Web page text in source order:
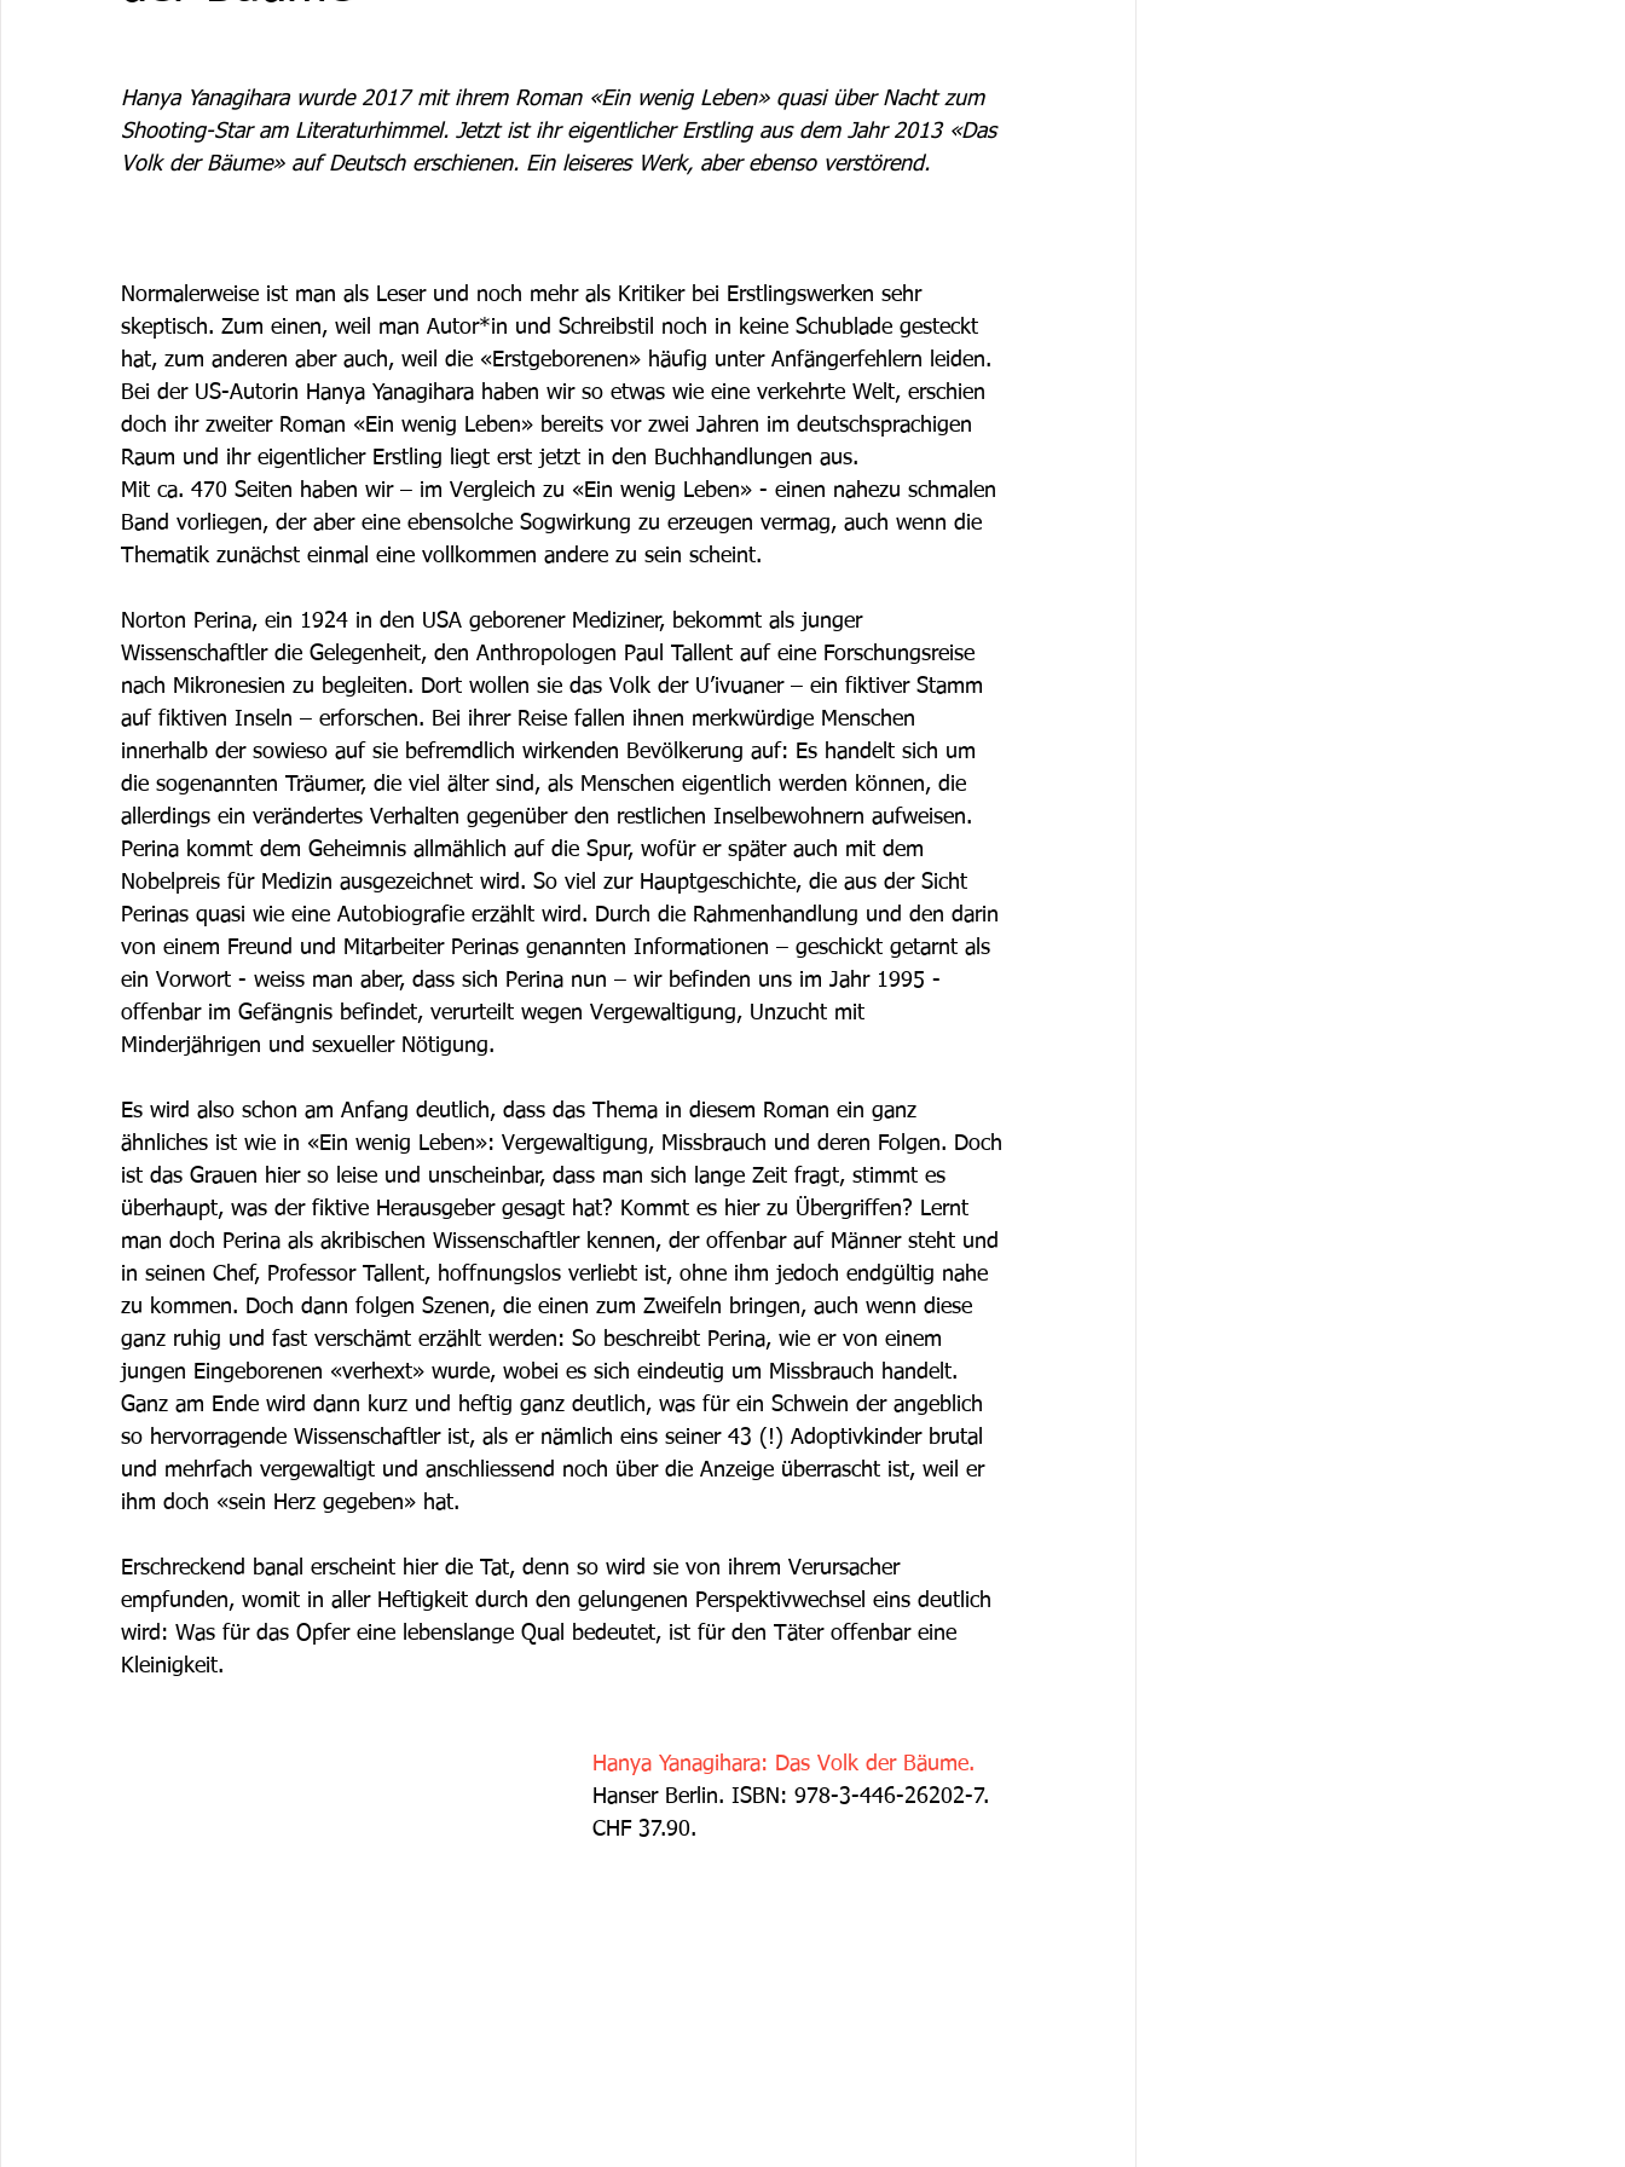
Hanya Yanagihara wurde 2017 mit ihrem Roman «Ein wenig Leben» quasi über Nacht zum
Shooting-Star am Literaturhimmel. Jetzt ist ihr eigentlicher Erstling aus dem Jahr 2013 «Das
Volk der Bäume» auf Deutsch erschienen. Ein leiseres Werk, aber ebenso verstörend.
Normalerweise ist man als Leser und noch mehr als Kritiker bei Erstlingswerken sehr
skeptisch. Zum einen, weil man Autor*in und Schreibstil noch in keine Schublade gesteckt
hat, zum anderen aber auch, weil die «Erstgeborenen» häufig unter Anfängerfehlern leiden.
Bei der US-Autorin Hanya Yanagihara haben wir so etwas wie eine verkehrte Welt, erschien
doch ihr zweiter Roman «Ein wenig Leben» bereits vor zwei Jahren im deutschsprachigen
Raum und ihr eigentlicher Erstling liegt erst jetzt in den Buchhandlungen aus.
Mit ca. 470 Seiten haben wir – im Vergleich zu «Ein wenig Leben» - einen nahezu schmalen
Band vorliegen, der aber eine ebensolche Sogwirkung zu erzeugen vermag, auch wenn die
Thematik zunächst einmal eine vollkommen andere zu sein scheint.
Norton Perina, ein 1924 in den USA geborener Mediziner, bekommt als junger
Wissenschaftler die Gelegenheit, den Anthropologen Paul Tallent auf eine Forschungsreise
nach Mikronesien zu begleiten. Dort wollen sie das Volk der U’ivuaner – ein fiktiver Stamm
auf fiktiven Inseln – erforschen. Bei ihrer Reise fallen ihnen merkwürdige Menschen
innerhalb der sowieso auf sie befremdlich wirkenden Bevölkerung auf: Es handelt sich um
die sogenannten Träumer, die viel älter sind, als Menschen eigentlich werden können, die
allerdings ein verändertes Verhalten gegenüber den restlichen Inselbewohnern aufweisen.
Perina kommt dem Geheimnis allmählich auf die Spur, wofür er später auch mit dem
Nobelpreis für Medizin ausgezeichnet wird. So viel zur Hauptgeschichte, die aus der Sicht
Perinas quasi wie eine Autobiografie erzählt wird. Durch die Rahmenhandlung und den darin
von einem Freund und Mitarbeiter Perinas genannten Informationen – geschickt getarnt als
ein Vorwort - weiss man aber, dass sich Perina nun – wir befinden uns im Jahr 1995 -
offenbar im Gefängnis befindet, verurteilt wegen Vergewaltigung, Unzucht mit
Minderjährigen und sexueller Nötigung.
Es wird also schon am Anfang deutlich, dass das Thema in diesem Roman ein ganz
ähnliches ist wie in «Ein wenig Leben»: Vergewaltigung, Missbrauch und deren Folgen. Doch
ist das Grauen hier so leise und unscheinbar, dass man sich lange Zeit fragt, stimmt es
überhaupt, was der fiktive Herausgeber gesagt hat? Kommt es hier zu Übergriffen? Lernt
man doch Perina als akribischen Wissenschaftler kennen, der offenbar auf Männer steht und
in seinen Chef, Professor Tallent, hoffnungslos verliebt ist, ohne ihm jedoch endgültig nahe
zu kommen. Doch dann folgen Szenen, die einen zum Zweifeln bringen, auch wenn diese
ganz ruhig und fast verschämt erzählt werden: So beschreibt Perina, wie er von einem
jungen Eingeborenen «verhext» wurde, wobei es sich eindeutig um Missbrauch handelt.
Ganz am Ende wird dann kurz und heftig ganz deutlich, was für ein Schwein der angeblich
so hervorragende Wissenschaftler ist, als er nämlich eins seiner 43 (!) Adoptivkinder brutal
und mehrfach vergewaltigt und anschliessend noch über die Anzeige überrascht ist, weil er
ihm doch «sein Herz gegeben» hat.
Erschreckend banal erscheint hier die Tat, denn so wird sie von ihrem Verursacher
empfunden, womit in aller Heftigkeit durch den gelungenen Perspektivwechsel eins deutlich
wird: Was für das Opfer eine lebenslange Qual bedeutet, ist für den Täter offenbar eine
Kleinigkeit.
Hanya Yanagihara: Das Volk der Bäume.
Hanser Berlin. ISBN: 978-3-446-26202-7.
CHF 37.90.